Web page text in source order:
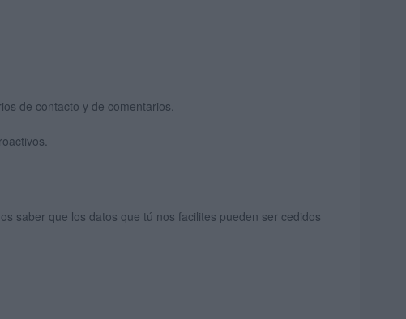
de contacto y de comentarios.
saber que los datos que tú nos facilites pueden ser cedidos